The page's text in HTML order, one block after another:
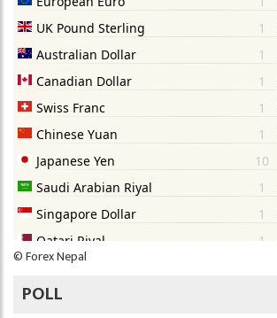
©Forex Nepal
POLL